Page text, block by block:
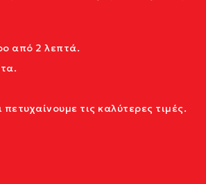
από 2 λεπτά.
τις καλύτερες τιμές.